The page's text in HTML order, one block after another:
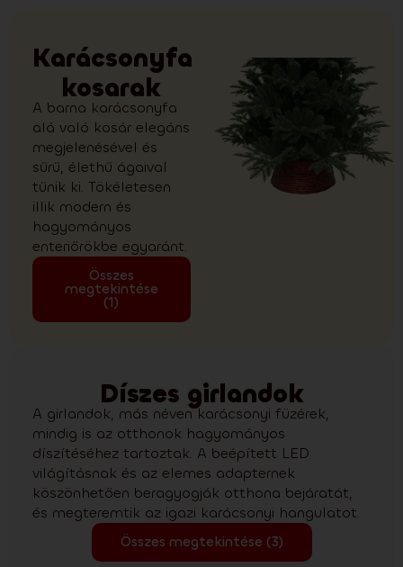
Karácsonyfa
kosarak
A barna karácsonyfa
alá való kosár elegáns
megjelenésével és
sűrű, élethű ágaival
tűnik ki. Tökéletesen
illik modern és
hagyományos
enteriőrökbe egyaránt.
Összes
megtekintése
(1)
Díszes girlandok
A girlandok, más néven karácsonyi füzérek,
mindig is az otthonok hagyományos
díszítéséhez tartoztak. A beépített LED
világításnak és az elemes adapternek
köszönhetően beragyogják otthona bejáratát,
és megteremtik az igazi karácsonyi hangulatot.
Összes megtekintése (3)